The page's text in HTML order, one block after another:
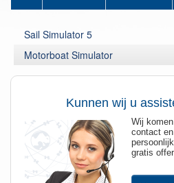
Sail Simulator 5
Motorboat Simulator
Kunnen wij u
Wij
contact
gratis